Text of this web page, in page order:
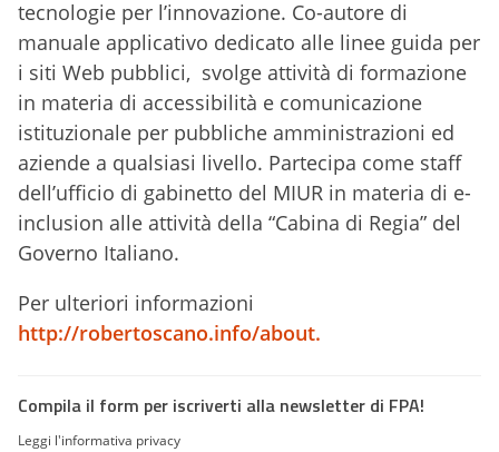
tecnologie per l’innovazione. Co-autore di
manuale applicativo dedicato alle linee guida per
i siti Web pubblici, svolge attività di formazione
in materia di accessibilità e comunicazione
istituzionale per pubbliche amministrazioni ed
aziende a qualsiasi livello. Partecipa come staff
dell’ufficio di gabinetto del MIUR in materia di e-
inclusion alle attività della “Cabina di Regia” del
Governo Italiano.
Per ulteriori informazioni
http://robertoscano.info/about.
Compila il form per iscriverti alla newsletter di FPA!
Leggi l'informativa privacy